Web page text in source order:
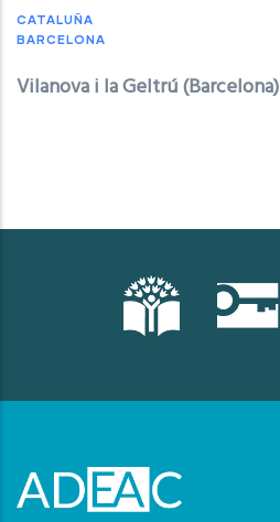
CATALUÑA
BARCELONA
Vilanova i la Geltrú (Barcelona)